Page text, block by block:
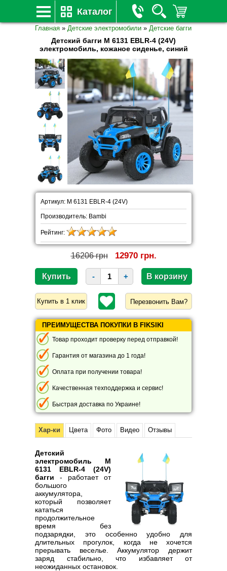
Каталог
Главная » Детские электромобили » Детские багги
Детский багги M 6131 EBLR-4 (24V)
электромобиль, кожаное сиденье, синий
Артикул: M 6131 EBLR-4 (24V)
Производитель: Bambi
Рейтинг:
16206 грн 12970 грн.
- +
Перезвонить Вам?
ПРЕИМУЩЕСТВА ПОКУПКИ В FIKSIKI
Товар проходит проверку перед отправкой!
Гарантия от магазина до 1 года!
Оплата при получении товара!
Качественная техподдержка и сервис!
Быстрая доставка по Украине!
Хар-ки Цвета Фото Видео Отзывы
Детский
электромобиль M
6131 EBLR-4 (24V)
багги - работает от
большого
аккумулятора,
который позволяет
кататься
продолжительное
время без
подзарядки, это особенно удобно для
длительных прогулок, когда не хочется
прерывать веселье. Аккумулятор держит
заряд стабильно, что избавляет от
неожиданных остановок.